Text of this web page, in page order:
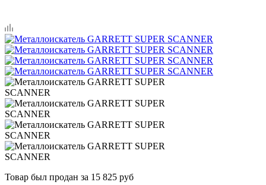
Товар был продан за 15 825 руб